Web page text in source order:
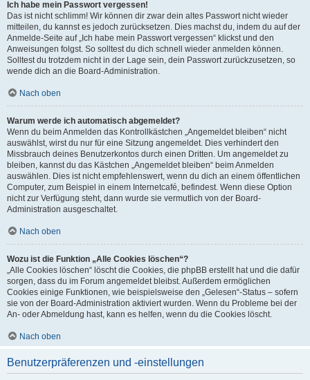
Ich habe mein Passwort vergessen!
Das ist nicht schlimm! Wir können dir zwar dein altes Passwort nicht wieder
mitteilen, du kannst es jedoch zurücksetzen. Dies machst du, indem du auf der
Anmelde-Seite auf „Ich habe mein Passwort vergessen“ klickst und den
Anweisungen folgst. So solltest du dich schnell wieder anmelden können.
Solltest du trotzdem nicht in der Lage sein, dein Passwort zurückzusetzen, so
wende dich an die Board-Administration.
Nach oben
Warum werde ich automatisch abgemeldet?
Wenn du beim Anmelden das Kontrollkästchen „Angemeldet bleiben“ nicht
auswählst, wirst du nur für eine Sitzung angemeldet. Dies verhindert den
Missbrauch deines Benutzerkontos durch einen Dritten. Um angemeldet zu
bleiben, kannst du das Kästchen „Angemeldet bleiben“ beim Anmelden
auswählen. Dies ist nicht empfehlenswert, wenn du dich an einem öffentlichen
Computer, zum Beispiel in einem Internetcafé, befindest. Wenn diese Option
nicht zur Verfügung steht, dann wurde sie vermutlich von der Board-
Administration ausgeschaltet.
Nach oben
Wozu ist die Funktion „Alle Cookies löschen“?
„Alle Cookies löschen“ löscht die Cookies, die phpBB erstellt hat und die dafür
sorgen, dass du im Forum angemeldet bleibst. Außerdem ermöglichen
Cookies einige Funktionen, wie beispielsweise den „Gelesen“-Status – sofern
sie von der Board-Administration aktiviert wurden. Wenn du Probleme bei der
An- oder Abmeldung hast, kann es helfen, wenn du die Cookies löscht.
Nach oben
Benutzerpräferenzen und -einstellungen